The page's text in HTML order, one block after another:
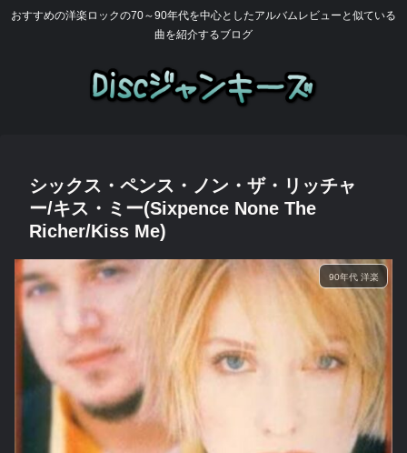
おすすめの洋楽ロックの70～90年代を中心としたアルバムレビューと似ている
曲を紹介するブログ
シックス・ペンス・ノン・ザ・リッチャ
ー/キス・ミー(Sixpence None The
Richer/Kiss Me)
90年代 洋楽